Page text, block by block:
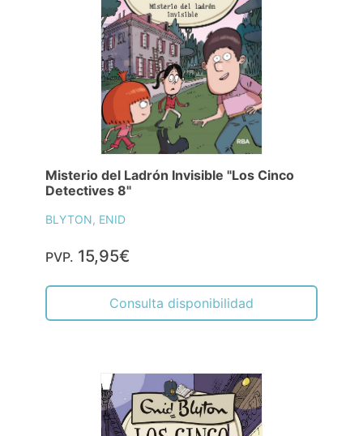
Misterio del Ladrón Invisible "Los Cinco
Detectives 8"
BLYTON, ENID
PVP. 15,95€
Consulta disponibilidad